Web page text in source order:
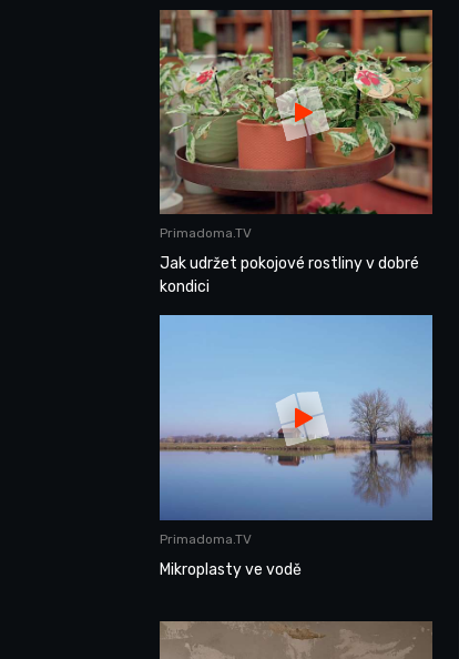
Primadoma.TV
Jak udržet pokojové rostliny v dobré
kondici
Primadoma.TV
Mikroplasty ve vodě